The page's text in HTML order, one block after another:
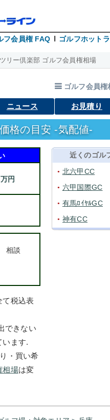
フ会員権 FAQ ゴルフホット
リー倶楽部 ゴルフ会員権相場
ゴルフ会員権
ニュース お見積り
格の目安 -気配値-
万円
相談
て税込表
できない
います.
・買い希
相場は変
近くのゴル
● 北六甲CC
● 六甲国際GC
● 有馬ﾛｲﾔﾙGC
● 神有CC